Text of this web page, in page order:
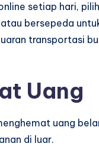
setiap hari,
bersepeda
transportasi
Uang
uang
di luar.